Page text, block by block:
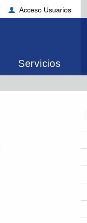
Acceso Usuarios
Servicios